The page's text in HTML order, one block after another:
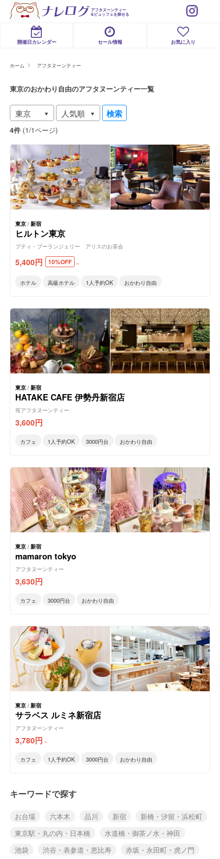
アフタヌーンティー
&ビュッフェを探せる
開催日カレンダー セール情報 お気に入り
ホーム アフタヌーンティー
東京のおかわり自由のアフタヌーンティー一覧
検索
4件 (1/1ページ)
東京/新宿
ヒルトン東京
プティ・ブーランジェリー アリスのお茶会
5,400円 10%OFF ～
ホテル 高級ホテル 1人予約OK おかわり自由
東京/新宿
HATAKE CAFE 伊勢丹新宿店
苺アフタヌーンティー
3,600円
カフェ 1人予約OK 3000円台 おかわり自由
東京/新宿
mamaron tokyo
アフタヌーンティー
3,630円
カフェ 3000円台 おかわり自由
東京/新宿
サラベス ルミネ新宿店
アフタヌーンティー
3,780円 ～
カフェ 1人予約OK 3000円台 おかわり自由
キーワードで探す
お台場 六本木 品川 新宿
新橋・汐留・浜松町
東京駅・丸の内・日本橋
水道橋・御茶ノ水・神田
池袋
渋谷・表参道・恵比寿
赤坂・永田町・虎ノ門